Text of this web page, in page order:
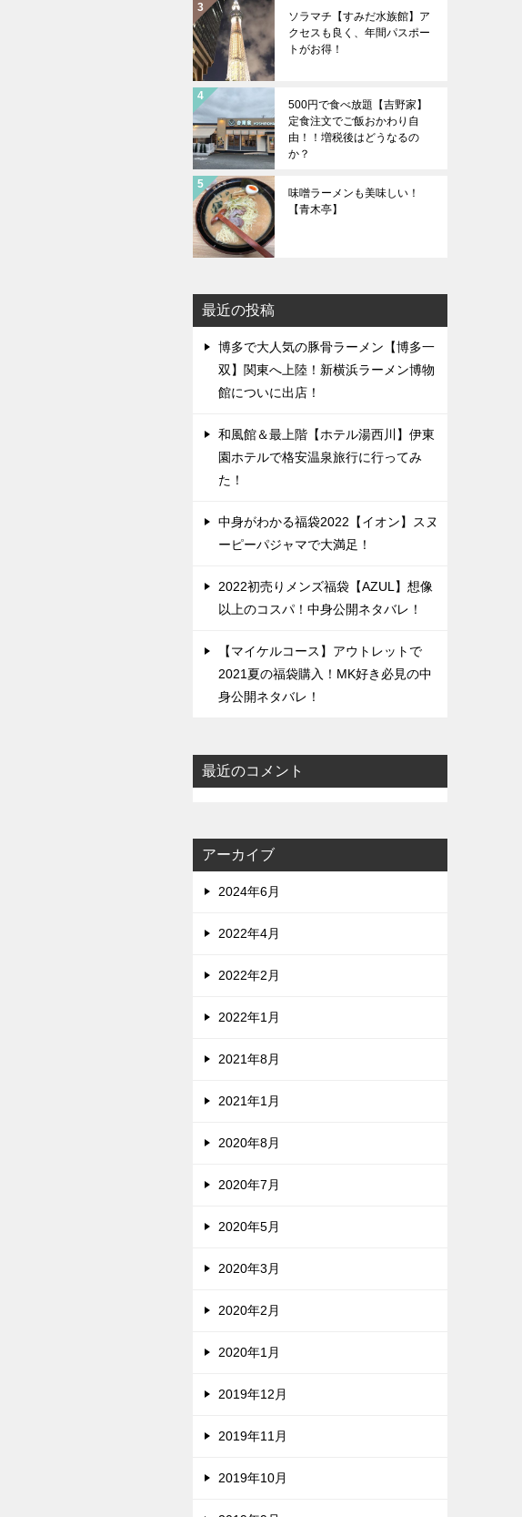
ソラマチ【すみだ水族館】ア
クセスも良く、年間パスポー
トがお得！
500円で食べ放題【吉野家】
定食注文でご飯おかわり自
由！！増税後はどうなるの
か？
味噌ラーメンも美味しい！
【青木亭】
最近の投稿
博多で大人気の豚骨ラーメン【博多一
双】関東へ上陸！新横浜ラーメン博物
館についに出店！
和風館＆最上階【ホテル湯西川】伊東
園ホテルで格安温泉旅行に行ってみ
た！
中身がわかる福袋2022【イオン】スヌ
ーピーパジャマで大満足！
2022初売りメンズ福袋【AZUL】想像
以上のコスパ！中身公開ネタバレ！
【マイケルコース】アウトレットで
2021夏の福袋購入！MK好き必見の中
身公開ネタバレ！
最近のコメント
アーカイブ
2024年6月
2022年4月
2022年2月
2022年1月
2021年8月
2021年1月
2020年8月
2020年7月
2020年5月
2020年3月
2020年2月
2020年1月
2019年12月
2019年11月
2019年10月